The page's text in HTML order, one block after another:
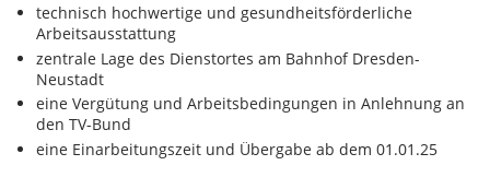
technisch hochwertige und gesundheitsförderliche
Arbeitsausstattung
zentrale Lage des Dienstortes am Bahnhof Dresden-
Neustadt
eine Vergütung und Arbeitsbedingungen in Anlehnung an
den TV-Bund
eine Einarbeitungszeit und Übergabe ab dem 01.01.25